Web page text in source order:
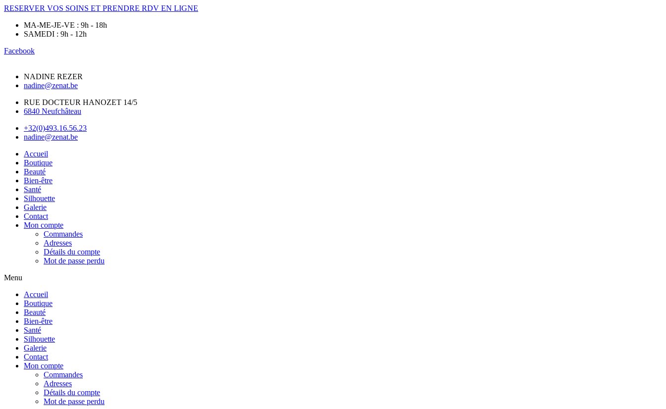
RESERVER VOS SOINS ET PRENDRE RDV EN LIGNE
MA-ME-JE-VE : 9h - 18h
SAMEDI : 9h - 12h
Facebook
NADINE REZER
nadine@zenat.be
RUE DOCTEUR HANOZET 14/5
6840 Neufchâteau
+32(0)493.16.56.23
nadine@zenat.be
Accueil
Boutique
Beauté
Bien-être
Santé
Silhouette
Galerie
Contact
Mon compte
Commandes
Adresses
Détails du compte
Mot de passe perdu
Menu
Accueil
Boutique
Beauté
Bien-être
Santé
Silhouette
Galerie
Contact
Mon compte
Commandes
Adresses
Détails du compte
Mot de passe perdu